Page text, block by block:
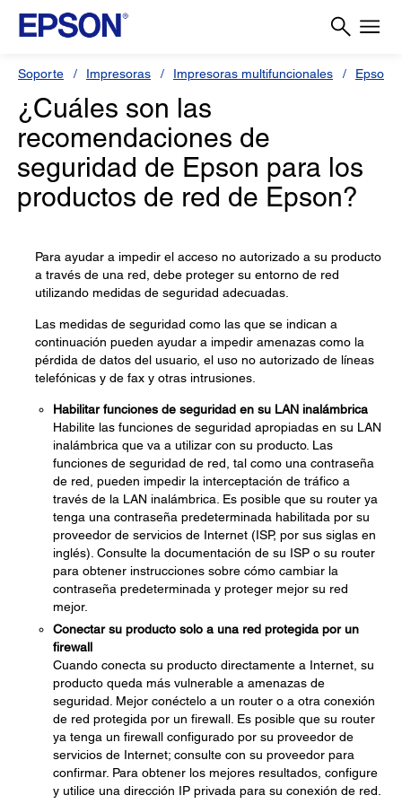
Soporte Impresoras Impresoras multifuncionales Epson
¿Cuáles son las
recomendaciones de
seguridad de Epson para los
productos de red de Epson?
Para ayudar a impedir el acceso no autorizado a su producto
a través de una red, debe proteger su entorno de red
utilizando medidas de seguridad adecuadas.
Las medidas de seguridad como las que se indican a
continuación pueden ayudar a impedir amenazas como la
pérdida de datos del usuario, el uso no autorizado de líneas
telefónicas y de fax y otras intrusiones.
Habilitar funciones de seguridad en su LAN inalámbrica
Habilite las funciones de seguridad apropiadas en su LAN
inalámbrica que va a utilizar con su producto. Las
funciones de seguridad de red, tal como una contraseña
de red, pueden impedir la interceptación de tráfico a
través de la LAN inalámbrica. Es posible que su router ya
tenga una contraseña predeterminada habilitada por su
proveedor de servicios de Internet (ISP, por sus siglas en
inglés). Consulte la documentación de su ISP o su router
para obtener instrucciones sobre cómo cambiar la
contraseña predeterminada y proteger mejor su red
mejor.
Conectar su producto solo a una red protegida por un
firewall
Cuando conecta su producto directamente a Internet, su
producto queda más vulnerable a amenazas de
seguridad. Mejor conéctelo a un router o a otra conexión
de red protegida por un firewall. Es posible que su router
ya tenga un firewall configurado por su proveedor de
servicios de Internet; consulte con su proveedor para
confirmar. Para obtener los mejores resultados, configure
y utilice una dirección IP privada para su conexión de red.